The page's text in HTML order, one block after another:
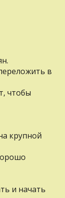
в
чтобы
крупной
и начать